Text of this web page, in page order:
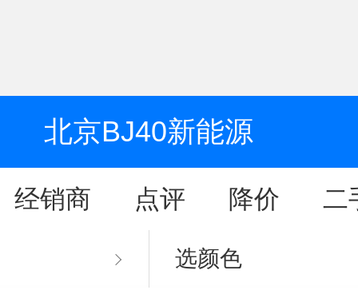
北京BJ40新能源
经销商 点评 降价 二
选颜色